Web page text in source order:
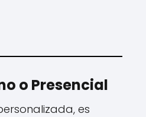
o Presencial
es